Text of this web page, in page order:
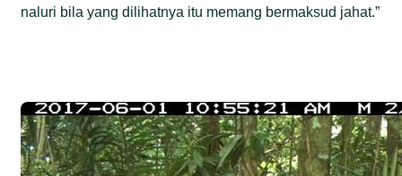
naluri bila yang dilihatnya itu memang bermaksud jahat.”